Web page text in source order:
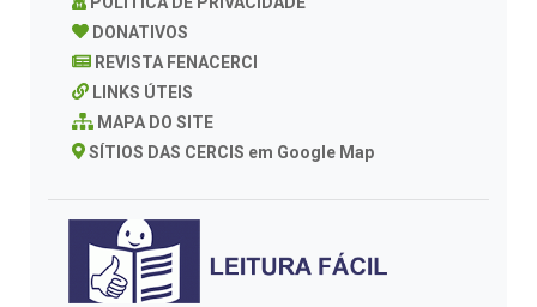
DONATIVOS
REVISTA FENACERCI
LINKS ÚTEIS
MAPA DO SITE
SÍTIOS DAS CERCIS em Google Map